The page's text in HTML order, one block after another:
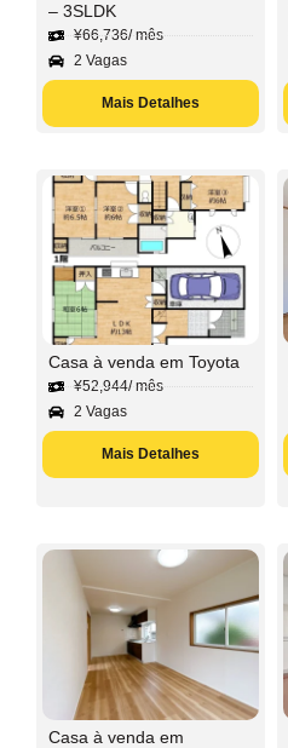
– 3SLDK
¥66,736/ mês
2 Vagas
Mais Detalhes
Casa à venda em Toyota
¥52,944/ mês
2 Vagas
Mais Detalhes
Casa à venda em